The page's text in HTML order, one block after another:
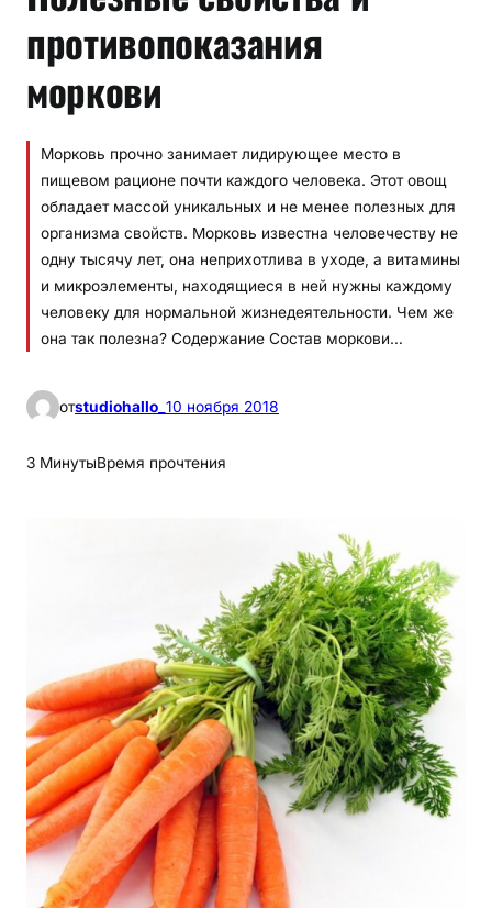
противопоказания
моркови
Морковь прочно занимает лидирующее место в
пищевом рационе почти каждого человека. Этот овощ
обладает массой уникальных и не менее полезных для
организма свойств. Морковь известна человечеству не
одну тысячу лет, она неприхотлива в уходе, а витамины
и микроэлементы, находящиеся в ней нужны каждому
человеку для нормальной жизнедеятельности. Чем же
она так полезна? Содержание Состав моркови…
отstudiohallo_ 10 ноября 2018
3 МинутыВремя прочтения